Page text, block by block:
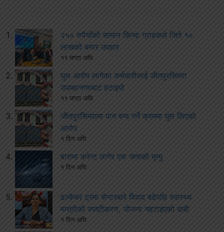
२५० रुपैयाँको सामान किन्दा ग्राहकले जिते १०
लाखको बम्पर उपहार
११ घण्टा अघि
घुस आरोप लागेका कर्मचारीलाई जीतपुरसिमरा
उपमहानगरबाट हटाइयो
११ घण्टा अघि
जीतपुरसिमरामा पान बन्द गर्ने क्रममा घुस लिएको
आरोप
१ दिन अघि
बारामा करेन्ट लागेर एक जनाको मृत्यु
१ दिन अघि
ढल्केबर ट्रमा सेन्टरबारे विवाद बढेपछि स्वास्थ्य
मन्त्रीको स्पष्टीकरण, योजना नहटाइएको दाबी
१ दिन अघि